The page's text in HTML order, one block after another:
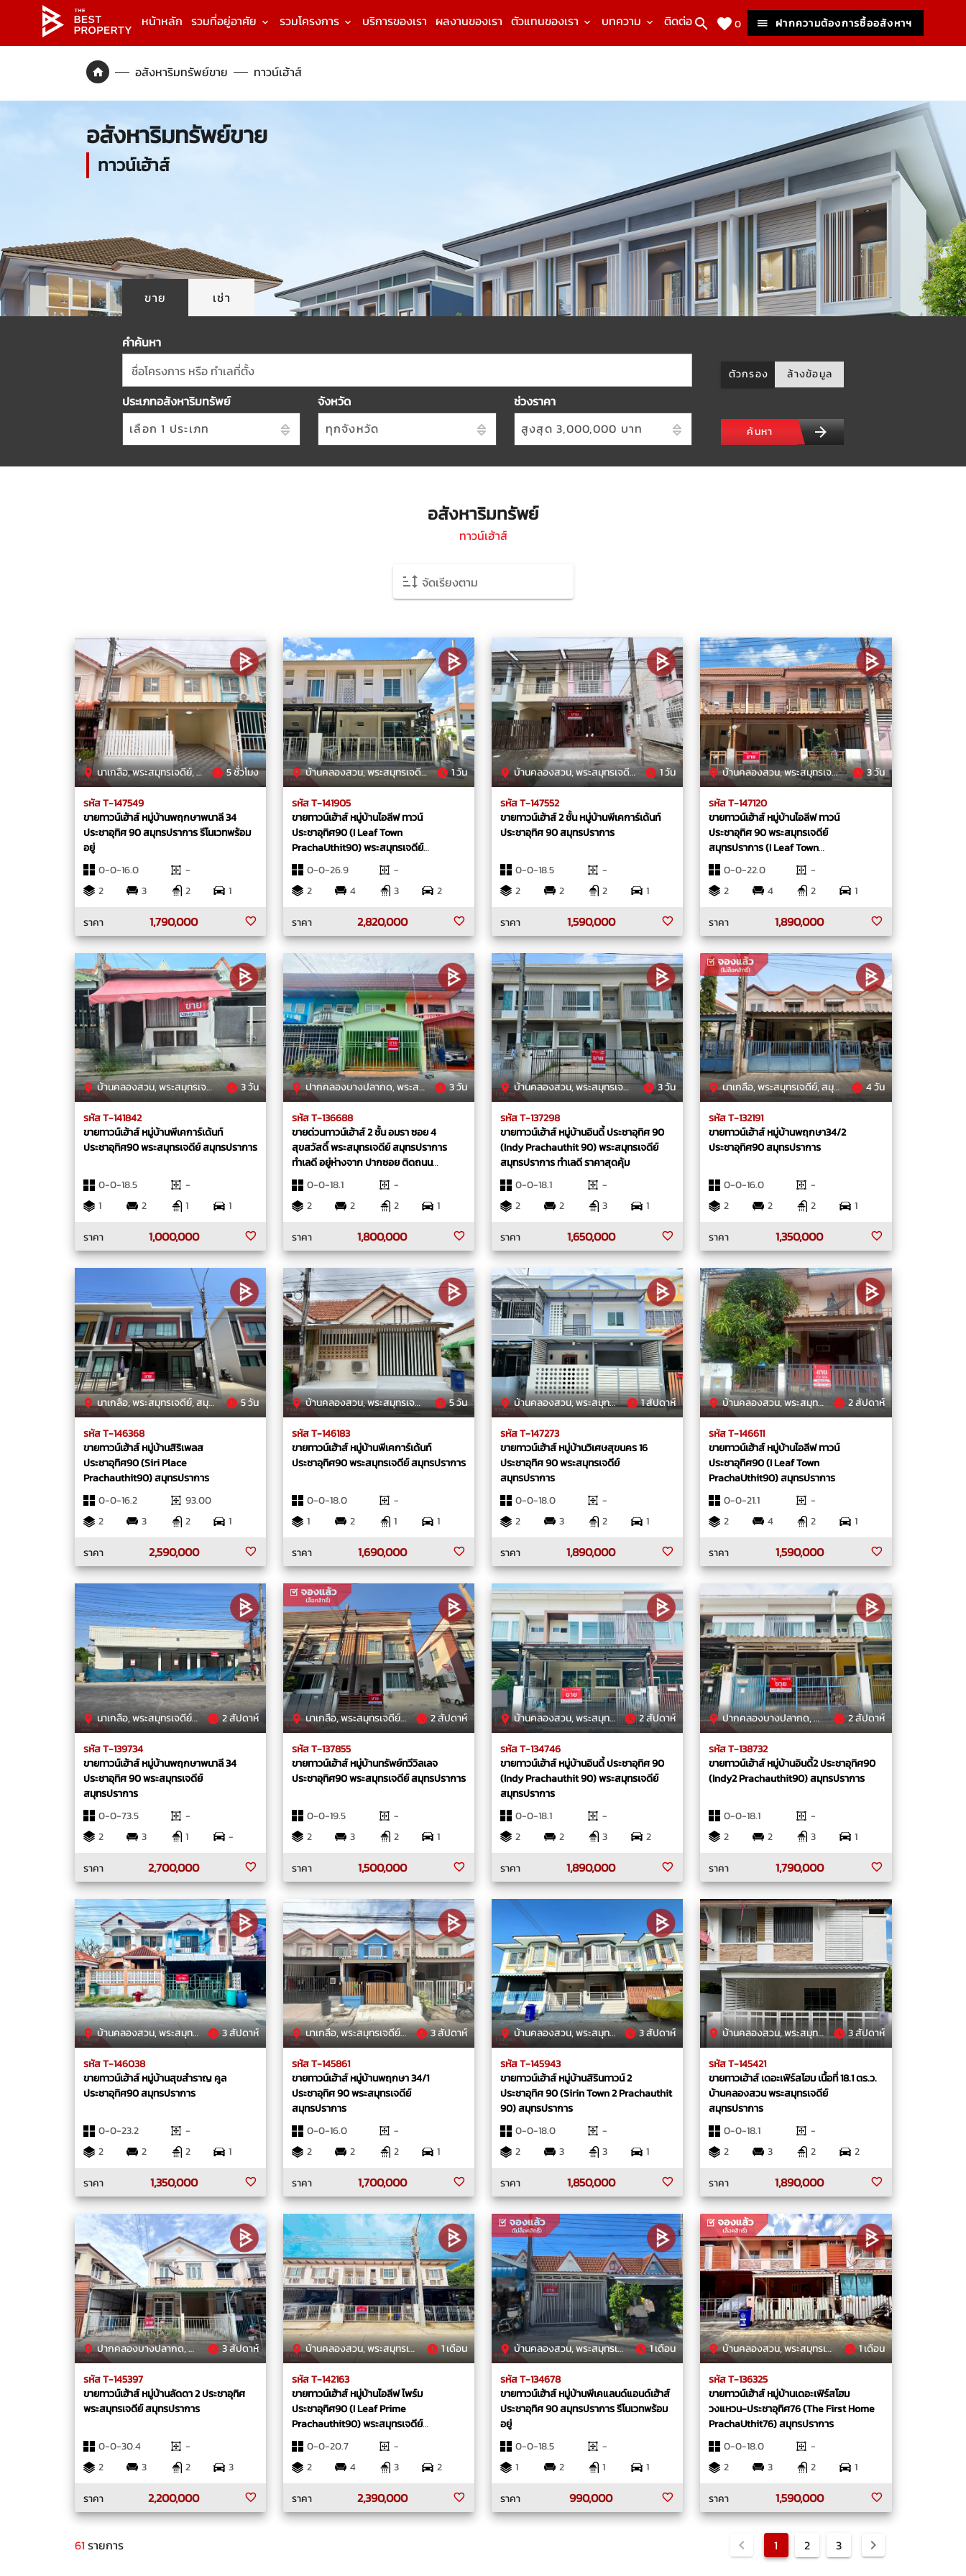
หน้าหลัก รวมที่อยู่อาศัย รวมโครงการ บริการของเรา ผลงานของเรา ตัวแทนของเรา บทความ ติดต่อเรา 0 ฝากความต้องการซื้ออสังหาฯ
อสังหาริมทรัพย์ขาย ทาวน์เฮ้าส์
อสังหาริมทรัพย์ขาย
ทาวน์เฮ้าส์
ขาย เช่า
คำค้นหา
ชื่อโครงการ หรือ ทำเลที่ตั้ง
ประเภทอสังหาริมทรัพย์
เลือก 1 ประเภท
จังหวัด
ทุกจังหวัด
ช่วงราคา
สูงสุด 3,000,000 บาท
ตัวกรอง ล้างข้อมูล
ค้นหา
อสังหาริมทรัพย์
ทาวน์เฮ้าส์
จัดเรียงตาม
นาเกลือ, พระสมุทรเจดีย์, สมุทรปราการ 5 ชั่วโมง
รหัส T-147549
ขายทาวน์เฮ้าส์ หมู่บ้านพฤกษาพนาลี 34
ประชาอุทิศ 90 สมุทรปราการ รีโนเวทพร้อม
อยู่
0-0-16.0
-
2
3 2
1
ราคา
1,790,000
บ้านคลองสวน, พระสมุทรเจดีย์, สมุทรปราการ 1 วัน
รหัส T-141905
ขายทาวน์เฮ้าส์ หมู่บ้านไอลีฟ ทาวน์
ประชาอุทิศ90 (I Leaf Town
PrachaUthit90) พระสมุทรเจดีย์
สมุทรปราการ
0-0-26.9
-
2
4 3
2
ราคา
2,820,000
บ้านคลองสวน, พระสมุทรเจดีย์, สมุทรปราการ 1 วัน
รหัส T-147552
ขายทาวน์เฮ้าส์ 2 ชั้น หมู่บ้านพีเคการ์เด้นท์
ประชาอุทิศ 90 สมุทรปราการ
0-0-18.5
-
2
2 2
1
ราคา
1,590,000
บ้านคลองสวน, พระสมุทรเจดีย์, สมุทรปราการ 3 วัน
รหัส T-147120
ขายทาวน์เฮ้าส์ หมู่บ้านไอลีฟ ทาวน์
ประชาอุทิศ 90 พระสมุทรเจดีย์
สมุทรปราการ (I Leaf Town
PrachaUthit90)
0-0-22.0
-
2
4 2
1
ราคา
1,890,000
บ้านคลองสวน, พระสมุทรเจดีย์, สมุทรปราการ 3 วัน
รหัส T-141842
ขายทาวน์เฮ้าส์ หมู่บ้านพีเคการ์เด้นท์
ประชาอุทิศ90 พระสมุทรเจดีย์ สมุทรปราการ
0-0-18.5
-
1
2 1
1
ราคา
1,000,000
ปากคลองบางปลากด, พระสมุทรเจดีย์, สมุทรปราการ 3 วัน
รหัส T-136688
ขายด่วนทาวน์เฮ้าส์ 2 ชั้น อมรา ซอย 4
สุขสวัสดิ์ พระสมุทรเจดีย์ สมุทรปราการ
ทำเลดี อยู่ห่างจาก ปากซอย ติดถนน
สุขสวัสดิ์เพียง 500 เมตร
0-0-18.1
-
2
2 2
1
ราคา
1,800,000
บ้านคลองสวน, พระสมุทรเจดีย์, สมุทรปราการ 3 วัน
รหัส T-137298
ขายทาวน์เฮ้าส์ หมู่บ้านอินดี้ ประชาอุทิศ 90
(Indy Prachauthit 90) พระสมุทรเจดีย์
สมุทรปราการ ทำเลดี ราคาสุดคุ้ม
0-0-18.1
-
2
2 3
1
ราคา
1,650,000
นาเกลือ, พระสมุทรเจดีย์, สมุทรปราการ 4 วัน
รหัส T-132191
ขายทาวน์เฮ้าส์ หมู่บ้านพฤกษา34/2
ประชาอุทิศ90 สมุทรปราการ
0-0-16.0
-
2
2 2
1
ราคา
1,350,000
นาเกลือ, พระสมุทรเจดีย์, สมุทรปราการ 5 วัน
รหัส T-146368
ขายทาวน์เฮ้าส์ หมู่บ้านสิริเพลส
ประชาอุทิศ90 (Siri Place
Prachauthit90) สมุทรปราการ
0-0-16.2
93.00
2
3 2
1
ราคา
2,590,000
บ้านคลองสวน, พระสมุทรเจดีย์, สมุทรปราการ 5 วัน
รหัส T-146183
ขายทาวน์เฮ้าส์ หมู่บ้านพีเคการ์เด้นท์
ประชาอุทิศ90 พระสมุทรเจดีย์ สมุทรปราการ
0-0-18.0
-
1
2 1
1
ราคา
1,690,000
บ้านคลองสวน, พระสมุทรเจดีย์, สมุทรปราการ 1 สัปดาห์
รหัส T-147273
ขายทาวน์เฮ้าส์ หมู่บ้านวิเศษสุขนคร 16
ประชาอุทิศ 90 พระสมุทรเจดีย์
สมุทรปราการ
0-0-18.0
-
2
3 2
1
ราคา
1,890,000
บ้านคลองสวน, พระสมุทรเจดีย์, สมุทรปราการ 2 สัปดาห์
รหัส T-146611
ขายทาวน์เฮ้าส์ หมู่บ้านไอลีฟ ทาวน์
ประชาอุทิศ90 (I Leaf Town
PrachaUthit90) สมุทรปราการ
0-0-21.1
-
2
4 2
1
ราคา
1,590,000
นาเกลือ, พระสมุทรเจดีย์, สมุทรปราการ 2 สัปดาห์
รหัส T-139734
ขายทาวน์เฮ้าส์ หมู่บ้านพฤกษาพนาลี 34
ประชาอุทิศ 90 พระสมุทรเจดีย์
สมุทรปราการ
0-0-73.5
-
2
3 1
-
ราคา
2,700,000
นาเกลือ, พระสมุทรเจดีย์, สมุทรปราการ 2 สัปดาห์
รหัส T-137855
ขายทาวน์เฮ้าส์ หมู่บ้านทรัพย์ทวีวิลเลจ
ประชาอุทิศ90 พระสมุทรเจดีย์ สมุทรปราการ
0-0-19.5
-
2
3 2
1
ราคา
1,500,000
บ้านคลองสวน, พระสมุทรเจดีย์, สมุทรปราการ 2 สัปดาห์
รหัส T-134746
ขายทาวน์เฮ้าส์ หมู่บ้านอินดี้ ประชาอุทิศ 90
(Indy Prachauthit 90) พระสมุทรเจดีย์
สมุทรปราการ
0-0-18.1
-
2
2 3
2
ราคา
1,890,000
ปากคลองบางปลากด, พระสมุทรเจดีย์, สมุทรปราการ 2 สัปดาห์
รหัส T-138732
ขายทาวน์เฮ้าส์ หมู่บ้านอินดี้2 ประชาอุทิศ90
(Indy2 Prachauthit90) สมุทรปราการ
0-0-18.1
-
2
2 3
1
ราคา
1,790,000
บ้านคลองสวน, พระสมุทรเจดีย์, สมุทรปราการ 3 สัปดาห์
รหัส T-146038
ขายทาวน์เฮ้าส์ หมู่บ้านสุขสำราญ คูล
ประชาอุทิศ90 สมุทรปราการ
0-0-23.2
-
2
2 2
1
ราคา
1,350,000
นาเกลือ, พระสมุทรเจดีย์, สมุทรปราการ 3 สัปดาห์
รหัส T-145861
ขายทาวน์เฮ้าส์ หมู่บ้านพฤกษา 34/1
ประชาอุทิศ 90 พระสมุทรเจดีย์
สมุทรปราการ
0-0-16.0
-
2
2 2
1
ราคา
1,700,000
บ้านคลองสวน, พระสมุทรเจดีย์, สมุทรปราการ 3 สัปดาห์
รหัส T-145943
ขายทาวน์เฮ้าส์ หมู่บ้านสิรินทาวน์ 2
ประชาอุทิศ 90 (Sirin Town 2 Prachauthit
90) สมุทรปราการ
0-0-18.0
-
2
3 3
1
ราคา
1,850,000
บ้านคลองสวน, พระสมุทรเจดีย์, สมุทรปราการ 3 สัปดาห์
รหัส T-145421
ขายทาวเฮ้าส์ เดอะเฟิร์สโฮม เนื้อที่ 18.1 ตร.ว.
บ้านคลองสวน พระสมุทรเจดีย์
สมุทรปราการ
0-0-18.1
-
2
3 2
2
ราคา
1,890,000
ปากคลองบางปลากด, พระสมุทรเจดีย์, สมุทรปราการ 3 สัปดาห์
รหัส T-145397
ขายทาวน์เฮ้าส์ หมู่บ้านลัดดา 2 ประชาอุทิศ
พระสมุทรเจดีย์ สมุทรปราการ
0-0-30.4
-
2
3 2
3
ราคา
2,200,000
บ้านคลองสวน, พระสมุทรเจดีย์, สมุทรปราการ 1 เดือน
รหัส T-142163
ขายทาวน์เฮ้าส์ หมู่บ้านไอลีฟ ไพร์ม
ประชาอุทิศ90 (I Leaf Prime
Prachauthit90) พระสมุทรเจดีย์
สมุทรปราการ
0-0-20.7
-
2
4 3
2
ราคา
2,390,000
บ้านคลองสวน, พระสมุทรเจดีย์, สมุทรปราการ 1 เดือน
รหัส T-134678
ขายทาวน์เฮ้าส์ หมู่บ้านพีเคแลนด์แอนด์เฮ้าส์
ประชาอุทิศ 90 สมุทรปราการ รีโนเวทพร้อม
อยู่
0-0-18.5
-
1
2 1
1
ราคา
990,000
บ้านคลองสวน, พระสมุทรเจดีย์, สมุทรปราการ 1 เดือน
รหัส T-136325
ขายทาวน์เฮ้าส์ หมู่บ้านเดอะเฟิร์สโฮม
วงแหวน-ประชาอุทิศ76 (The First Home
PrachaUthit76) สมุทรปราการ
0-0-18.0
-
2
3 2
1
ราคา
1,590,000
61 รายการ 1 2 3